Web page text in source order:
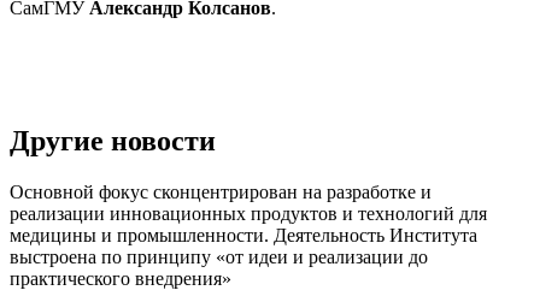
СамГМУ Александр Колсанов.
Другие новости
Основной фокус сконцентрирован на разработке и
реализации инновационных продуктов и технологий для
медицины и промышленности. Деятельность Института
выстроена по принципу «от идеи и реализации до
практического внедрения»